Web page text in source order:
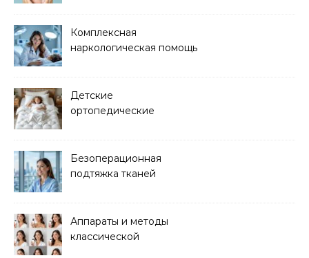
Комплексная
наркологическая помощь
Детские
ортопедические
Безоперационная
подтяжка тканей
Аппараты и методы
классической